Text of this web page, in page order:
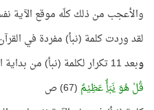
والأعجب من ذلك كلّه موقع الآية
لقد وردت كلمة (نبأ) مفردة في القرآن 15
وبعد 11 تكرار لكلمة (نبأ) من بداية المصحف جاءت هذه الآية:
قُلْ هُوَنَبَأٌعَظِيْمٌ (67) ص